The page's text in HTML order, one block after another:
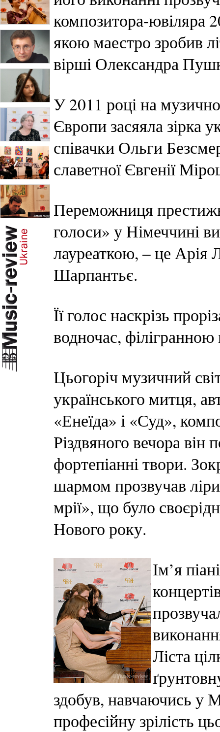
композитора-ювіляра
якою маестро зробив
вірші Олександра
У 2011 році на
Європи засяяла зірка
співачки Ольги
славетної Євгенії
Переможниця
голоси» у Німеччині
лауреаткою, – це Арія
Шарпантьє.
Її голос наскрізь
водночас,
Цьогоріч музичний
українського митця,
«Енеїда» і «Суд»,
Різдвяного вечора він
фортепіанні твори.
шармом прозвучав
мрії», що було
Нового року.
Ім’я
Ліста
здобув, навчаючись у
професійну зрілість